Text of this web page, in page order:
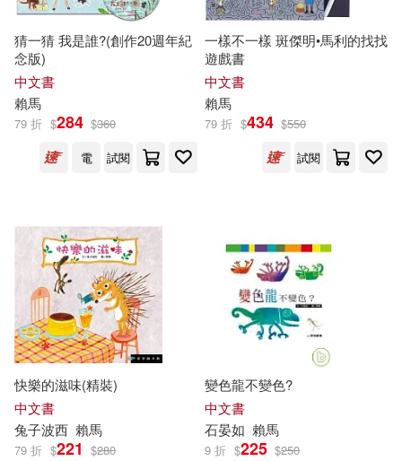
猜一猜 我是誰?(創作20週年紀
念版)
中文書
賴馬
79 折 $284 $360
電
試閱
一樣不一樣 斑傑明•馬利的找找
遊戲書
中文書
賴馬
79 折 $434 $550
試閱
快樂的滋味(精裝)
中文書
兔子波西 賴馬
79 折 $221 $280
變色龍不變色?
中文書
石晏如 賴馬
9 折 $225 $250